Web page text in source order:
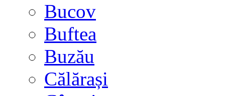
Bucov
Buftea
Buzău
Călărași